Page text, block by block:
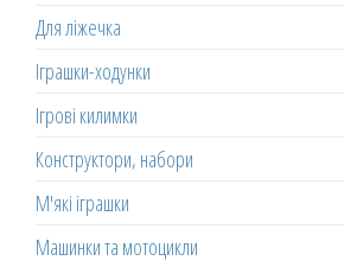
Для ліжечка
Іграшки-ходунки
Ігрові килимки
Конструктори, набори
М'які іграшки
Машинки та мотоцикли